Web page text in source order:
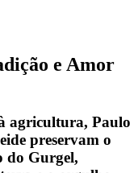
e Amor
agricultura, Paulo
preservam o
do Gurgel,